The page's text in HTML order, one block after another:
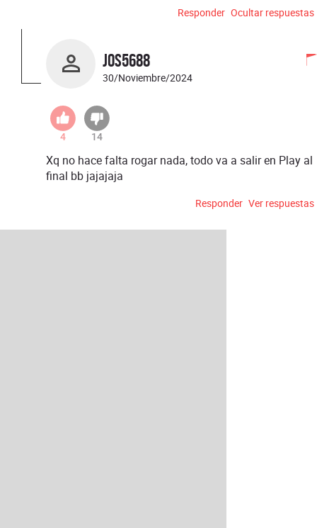
Responder Ocultar respuestas
Jos5688
30/Noviembre/2024
4 14
Xq no hace falta rogar nada, todo va a salir en Play al
final bb jajajaja
Responder Ver respuestas